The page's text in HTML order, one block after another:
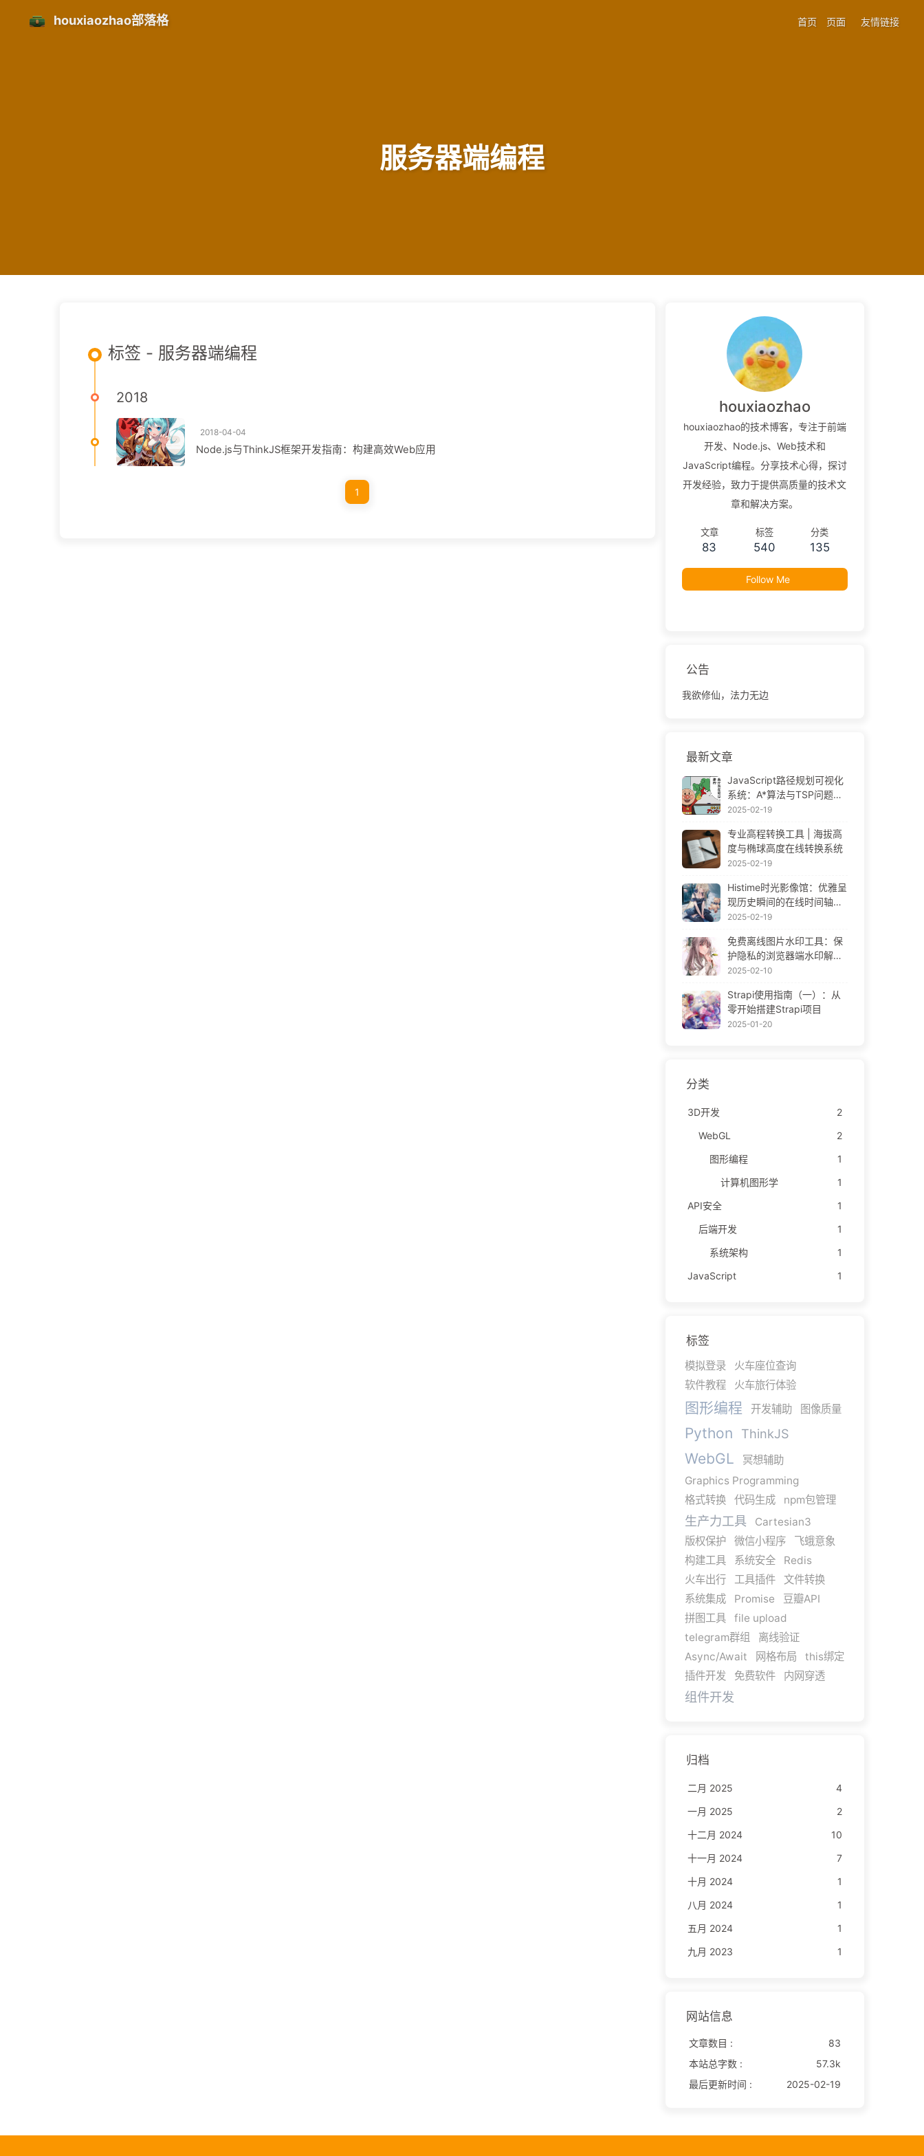
houxiaozhao部落格 首页 页面 友情链接
服务器端编程
标签 - 服务器端编程
2018
2018-04-04
Node.js与ThinkJS框架开发指南：构建高效Web应用
1
houxiaozhao
houxiaozhao的技术博客，专注于前端
开发、Node.js、Web技术和
JavaScript编程。分享技术心得，探讨
开发经验，致力于提供高质量的技术文
章和解决方案。
文章
83
标签
540
分类
135
Follow Me
公告
我欲修仙，法力无边
最新文章
JavaScript路径规划可视化
系统：A*算法与TSP问题解
决方案
2025-02-19
专业高程转换工具 | 海拔高
度与椭球高度在线转换系统
2025-02-19
Histime时光影像馆：优雅呈
现历史瞬间的在线时间轴相
册 | Historical Photo Timeli
2025-02-19
免费离线图片水印工具：保
护隐私的浏览器端水印解决
方案 | Free Offline Image
2025-02-10
Strapi使用指南（一）：从
零开始搭建Strapi项目
2025-01-20
分类
3D开发
2
WebGL
2
图形编程
1
计算机图形学
1
API安全
1
后端开发
1
系统架构
1
JavaScript
1
标签
模拟登录
火车座位查询
软件教程
火车旅行体验
图形编程 开发辅助 图像质量
Python ThinkJS
WebGL
冥想辅助
Graphics Programming
格式转换
代码生成 npm包管理
生产力工具
Cartesian3
版权保护
微信小程序
飞蛾意象
构建工具
系统安全
Redis
火车出行
工具插件
文件转换
系统集成
Promise
豆瓣API
拼图工具
file upload
telegram群组
离线验证
Async/Await
网格布局
this绑定
插件开发
免费软件 内网穿透
组件开发
归档
二月 2025
4
一月 2025
2
十二月 2024
10
十一月 2024
7
十月 2024
1
八月 2024
1
五月 2024
1
九月 2023
1
网站信息
文章数目 :
83
本站总字数 :
57.3k
最后更新时间 :
2025-02-19